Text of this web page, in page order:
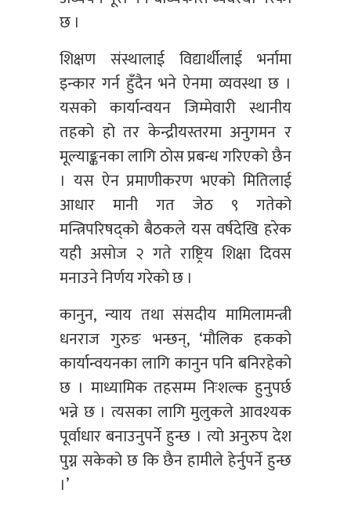
छ ।
शिक्षण संस्थालाई विद्यार्थीलाई भर्नामा
इन्कार गर्न हुँदैन भने ऐनमा व्यवस्था छ ।
यसको कार्यान्वयन जिम्मेवारी स्थानीय
तहको हो तर केन्द्रीयस्तरमा अनुगमन र
मूल्याङ्कनका लागि ठोस प्रबन्ध गरिएको छैन
। यस ऐन प्रमाणीकरण भएको मितिलाई
आधार मानी गत जेठ ९ गतेको
मन्त्रिपरिषद्को बैठकले यस वर्षदेखि हरेक
यही असोज २ गते राष्ट्रिय शिक्षा दिवस
मनाउने निर्णय गरेको छ ।
कानुन, न्याय तथा संसदीय मामिलामन्त्री
धनराज गुरुङ भन्छन्, ‘मौलिक हकको
कार्यान्वयनका लागि कानुन पनि बनिरहेको
छ । माध्यामिक तहसम्म निःशल्क हुनुपर्छ
भन्ने छ । त्यसका लागि मुलुकले आवश्यक
पूर्वाधार बनाउनुपर्ने हुन्छ । त्यो अनुरुप देश
पुग्न सकेको छ कि छैन हामीले हेर्नुपर्ने हुन्छ
।’